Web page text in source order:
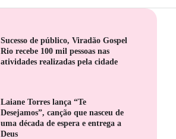
Sucesso de público, Viradão Gospel
Rio recebe 100 mil pessoas nas
atividades realizadas pela cidade
Laiane Torres lança “Te
Desejamos”, canção que nasceu de
uma década de espera e entrega a
Deus